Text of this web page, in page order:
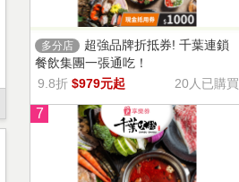
多分店
超強品牌折抵券! 千葉連鎖
餐飲集團一張通吃！
9.8折 $979元起 20人已購買
7